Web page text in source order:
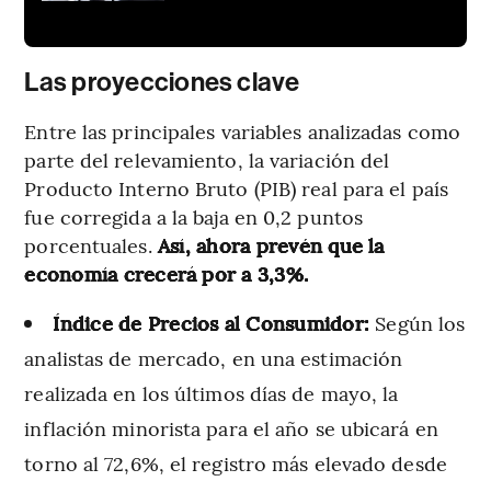
Las proyecciones clave
Entre las principales variables analizadas como
parte del relevamiento, la variación del
Producto Interno Bruto (PIB) real para el país
fue corregida a la baja en 0,2 puntos
porcentuales.Así, ahora prevén que la
economía crecerá por a 3,3%.
Índice de Precios al Consumidor: Según los
analistas de mercado, en una estimación
realizada en los últimos días de mayo, la
inflación minorista para el año se ubicará en
torno al 72,6%, el registro más elevado desde